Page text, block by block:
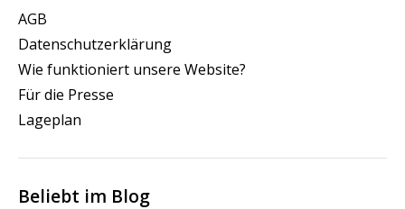
AGB
Datenschutzerklärung
Wie funktioniert unsere Website?
Für die Presse
Lageplan
Beliebt im Blog